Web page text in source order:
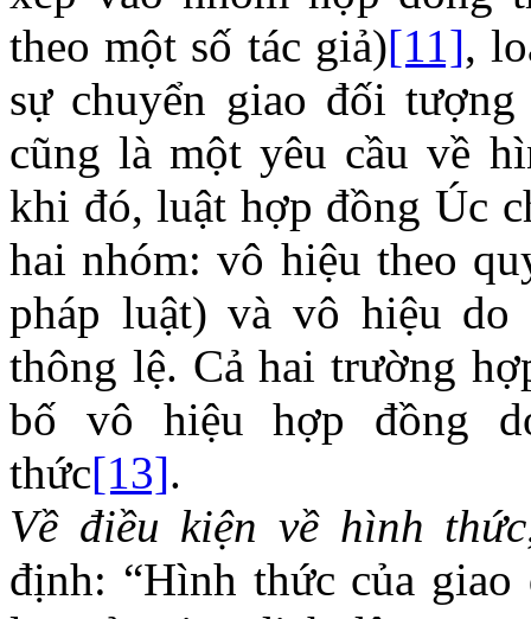
theo một số tác giả)[11],
sự chuyển giao đối
cũng là một yêu cầu về
khi đó, luật hợp đồng Úc
hai nhóm: vô hiệu theo
pháp luật) và vô hiệu do
thông lệ. Cả hai trường
bố vô hiệu hợp đồng
thức[13].
Về điều kiện về hình thức
định: “Hình thức của